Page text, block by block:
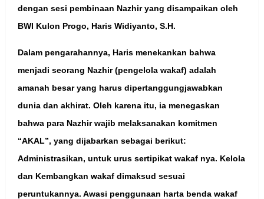
dengan sesi pembinaan Nazhir yang disampaikan oleh
BWI Kulon Progo, Haris Widiyanto, S.H.
Dalam pengarahannya, Haris menekankan bahwa
menjadi seorang Nazhir (pengelola wakaf) adalah
amanah besar yang harus dipertanggungjawabkan
dunia dan akhirat. Oleh karena itu, ia menegaskan
bahwa para Nazhir wajib melaksanakan komitmen
“AKAL”, yang dijabarkan sebagai berikut:
Administrasikan, untuk urus sertipikat wakaf nya. Kelola
dan Kembangkan wakaf dimaksud sesuai
peruntukannya. Awasi penggunaan harta benda wakaf